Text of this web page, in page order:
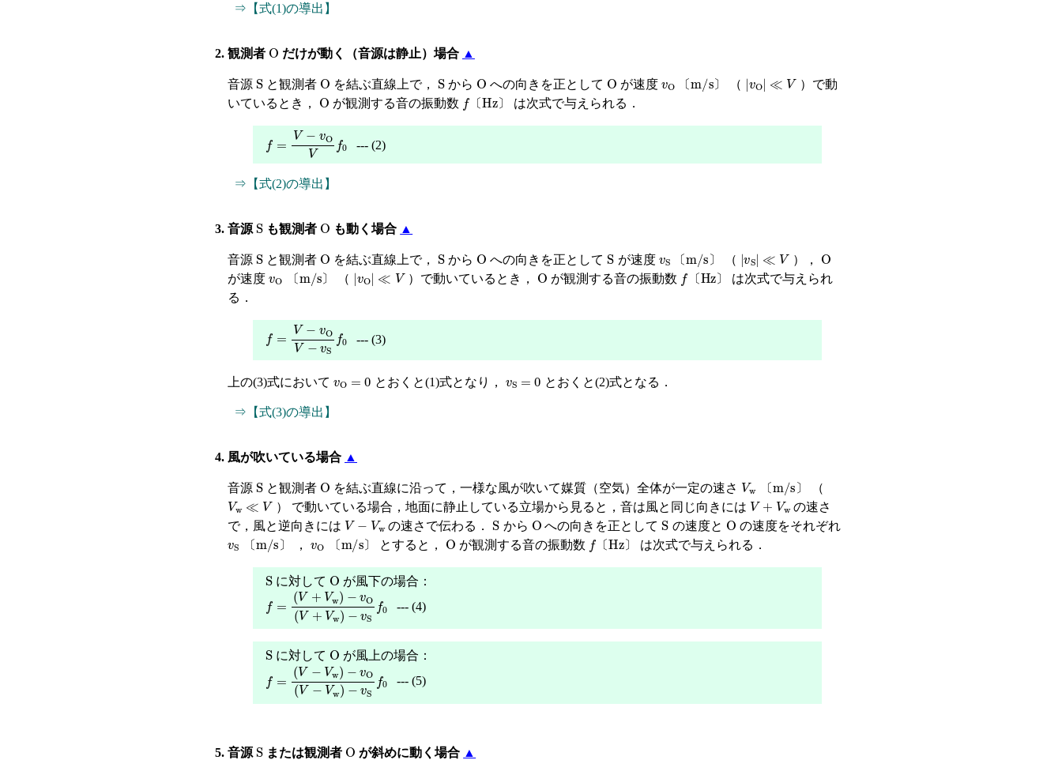
⇒【式(1)の導出】
2. 観測者 O だけが動く（音源は静止）場合 ▲
音源 S と観測者 O を結ぶ直線上で， S から O への向きを正として O が速度 〔 〕
〔 m/s 〕 （ v ≪ V
）で動
いているとき，
O が観測する音の振動数 〔 〕
f〔Hz 〕 は次式で与えられる．
f= −v OVf0 --- (2)
⇒【式(2)の導出】
3. 音源 S も観測者 O も動く場合 ▲
音源 S と観測者 O を結ぶ直線上で， S から O への向きを正として S が速度 〔 〕
〔 m/s 〕 （ v ≪ V ）， O
が速度 〔 〕
m/s 〕 （ v ≪ V ）で動いているとき， O が観測する音の振動数 〔 〕
f〔Hz 〕
は次式で与えられ
る．
f= −v OV−v S --- (3)
上の(3)式において とおくと(1)式となり， とおくと(2)式となる．
⇒【式(3)の導出】
4. 風が吹いている場合 ▲
音源 S と観測者 O を結ぶ直線に沿って，一様な風が吹いて媒質（空気）全体が一定の速さ 〔 〕
Vw
〔 m/s 〕 （
Vw ≪ V） で動いている場合，地面に静止している立場から見ると，音は風と同じ向きには V+ V w の速さ
で，風と逆向きには V− w の速さで伝わる． S から O への向きを正として S の速度と O の速度をそれぞれ
〔 〕
m/s 〕 ， 〔 〕
v〔 m/s 〕 とすると， O が観測する音の振動数 〔 〕
f〔Hz 〕 は次式で与えられる．
S に対して O が風下の場合：
f= +Vw− vOV+ Vw − --- (4)
S に対して O が風上の場合：
f= −Vw− vOV− Vw − --- (5)
5. 音源 S または観測者 O が斜めに動く場合 ▲